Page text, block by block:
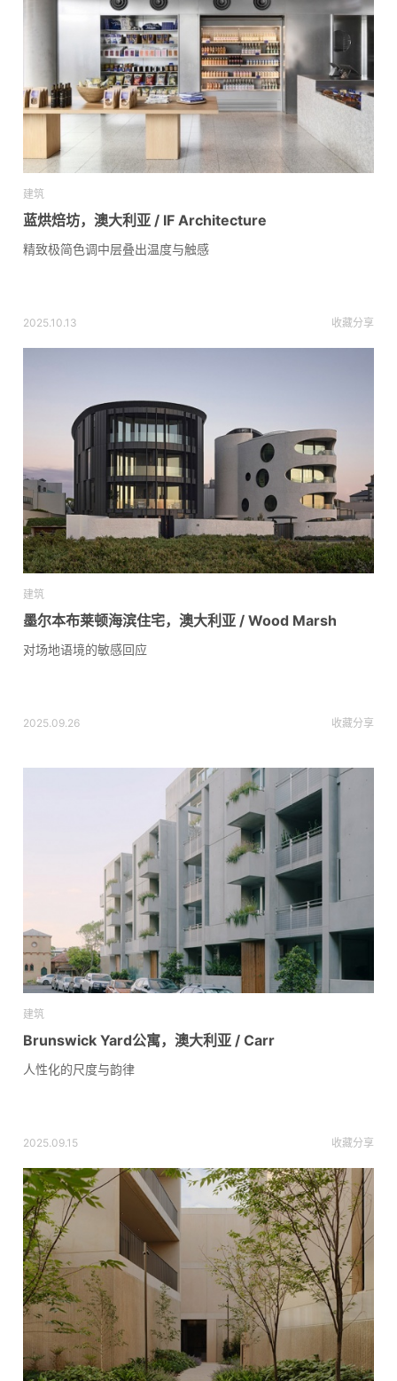
建筑
蓝烘焙坊，澳大利亚 / IF Architecture
精致极简色调中层叠出温度与触感
2025.10.13 收藏分享
建筑
墨尔本布莱顿海滨住宅，澳大利亚 / Wood Marsh
对场地语境的敏感回应
2025.09.26 收藏分享
建筑
Brunswick Yard公寓，澳大利亚 / Carr
人性化的尺度与韵律
2025.09.15 收藏分享